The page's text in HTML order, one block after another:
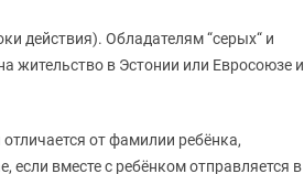
действия). Обладателям “серых“ и
жительство в Эстонии или Евросоюзе и
от фамилии ребёнка,
если вместе с ребёнком отправляется в